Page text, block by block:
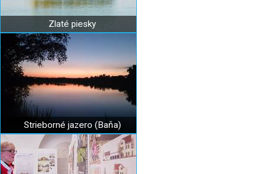
Zlaté piesky
Strieborné jazero (Baňa)